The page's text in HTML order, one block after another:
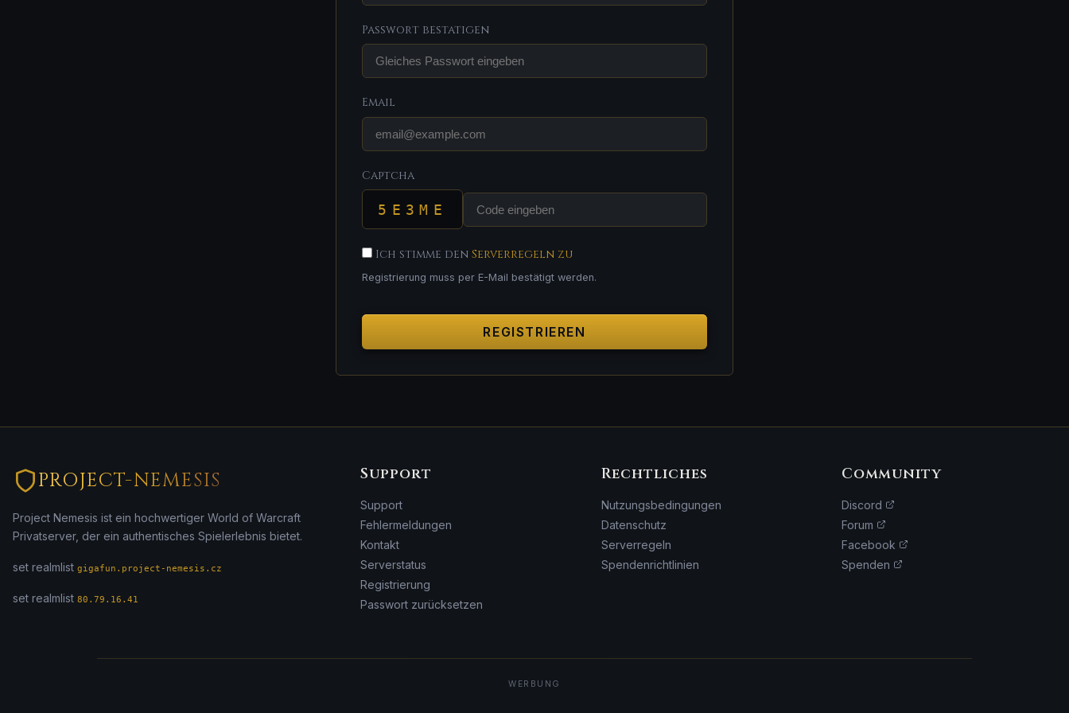
Passwort bestatigen
Email
Captcha
5E3ME
Ich stimme den Serverregeln zu
Registrierung muss per E-Mail bestätigt werden.
REGISTRIEREN
PROJECT-NEMESIS
Project Nemesis ist ein hochwertiger World of Warcraft
Privatserver, der ein authentisches Spielerlebnis bietet.
set realmlist gigafun.project-nemesis.cz
set realmlist 80.79.16.41
Support
Support
Fehlermeldungen
Kontakt
Serverstatus
Registrierung
Passwort zurücksetzen
Rechtliches
Nutzungsbedingungen
Datenschutz
Serverregeln
Spendenrichtlinien
Community
Discord
Forum
Facebook
Spenden
WERBUNG